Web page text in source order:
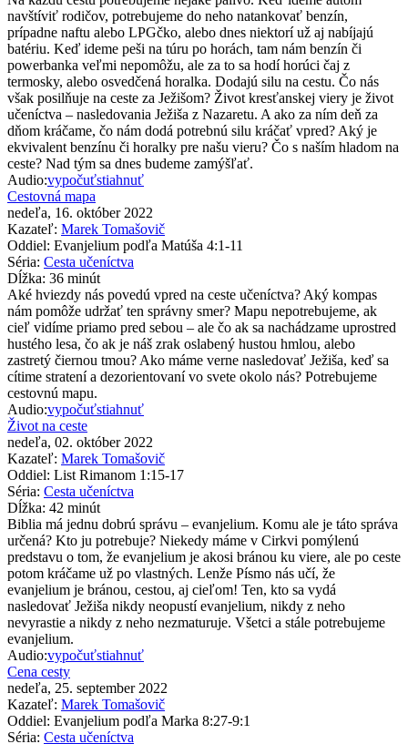
navštíviť rodičov, potrebujeme do neho natankovať benzín,
prípadne naftu alebo LPGčko, alebo dnes niektorí už aj nabíjajú
batériu. Keď ideme peši na túru po horách, tam nám benzín či
powerbanka veľmi nepomôžu, ale za to sa hodí horúci čaj z
termosky, alebo osvedčená horalka. Dodajú silu na cestu. Čo nás
však posilňuje na ceste za Ježišom? Život kresťanskej viery je život
učeníctva – nasledovania Ježiša z Nazaretu. A ako za ním deň za
dňom kráčame, čo nám dodá potrebnú silu kráčať vpred? Aký je
ekvivalent benzínu či horalky pre našu vieru? Čo s naším hladom na
ceste? Nad tým sa dnes budeme zamýšľať.
Audio:vypočuťstiahnuť
Cestovná mapa
nedeľa, 16. október 2022
Kazateľ: Marek Tomašovič
Oddiel: Evanjelium podľa Matúša 4:1-11
Séria: Cesta učeníctva
Dĺžka: 36 minút
Aké hviezdy nás povedú vpred na ceste učeníctva? Aký kompas
nám pomôže udržať ten správny smer? Mapu nepotrebujeme, ak
cieľ vidíme priamo pred sebou – ale čo ak sa nachádzame uprostred
hustého lesa, čo ak je náš zrak oslabený hustou hmlou, alebo
zastretý čiernou tmou? Ako máme verne nasledovať Ježiša, keď sa
cítime stratení a dezorientovaní vo svete okolo nás? Potrebujeme
cestovnú mapu.
Audio:vypočuťstiahnuť
Život na ceste
nedeľa, 02. október 2022
Kazateľ: Marek Tomašovič
Oddiel: List Rimanom 1:15-17
Séria: Cesta učeníctva
Dĺžka: 42 minút
Biblia má jednu dobrú správu – evanjelium. Komu ale je táto správa
určená? Kto ju potrebuje? Niekedy máme v Cirkvi pomýlenú
predstavu o tom, že evanjelium je akosi bránou ku viere, ale po ceste
potom kráčame už po vlastných. Lenže Písmo nás učí, že
evanjelium je bránou, cestou, aj cieľom! Ten, kto sa vydá
nasledovať Ježiša nikdy neopustí evanjelium, nikdy z neho
nevyrastie a nikdy z neho nezmaturuje. Všetci a stále potrebujeme
evanjelium.
Audio:vypočuťstiahnuť
Cena cesty
nedeľa, 25. september 2022
Kazateľ: Marek Tomašovič
Oddiel: Evanjelium podľa Marka 8:27-9:1
Séria: Cesta učeníctva